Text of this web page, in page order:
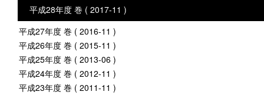
平成28年度 巻 ( 2017-11 )
平成27年度 巻 ( 2016-11 )
平成26年度 巻 ( 2015-11 )
平成25年度 巻 ( 2013-06 )
平成24年度 巻 ( 2012-11 )
平成23年度 巻 ( 2011-11 )